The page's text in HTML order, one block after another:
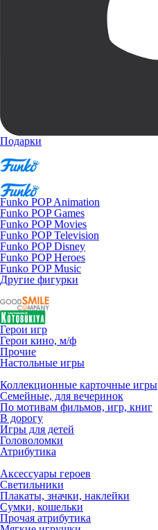
Подарки
Funko POP Animation
Funko POP Games
Funko POP Movies
Funko POP Television
Funko POP Disney
Funko POP Heroes
Funko POP Music
Другие фигурки
Герои игр
Герои кино, м/ф
Прочие
Настольные игры
Коллекционные карточные игры
Семейные, для вечеринок
По мотивам фильмов, игр, книг
В дорогу
Игры для детей
Головоломки
Атрибутика
Аксессуары героев
Светильники
Плакаты, значки, наклейки
Сумки, кошельки
Прочая атрибутика